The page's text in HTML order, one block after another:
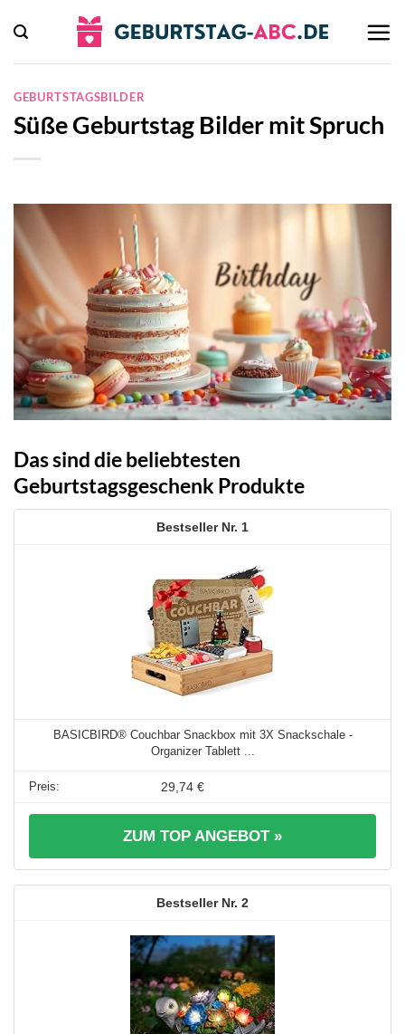
Inhalt
springen
GEBURTSTAGSBILDER
Süße Geburtstag Bilder mit Spruch
Das sind die beliebtesten
Geburtstagsgeschenk Produkte
1
BASICBIRD® Couchbar Snackbox mit 3X Snackschale -
Organizer Tablett ...
29,74 €
ZUM TOP ANGEBOT »
2